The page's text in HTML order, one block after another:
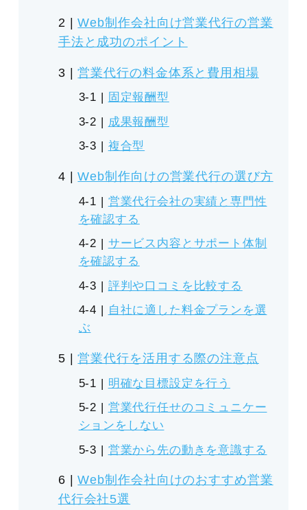
Web制作会社向け営業代行の営業
手法と成功のポイント
営業代行の料金体系と費用相場
固定報酬型
成果報酬型
複合型
Web制作向けの営業代行の選び方
営業代行会社の実績と専門性
を確認する
サービス内容とサポート体制
を確認する
評判や口コミを比較する
自社に適した料金プランを選
ぶ
営業代行を活用する際の注意点
明確な目標設定を行う
営業代行任せのコミュニケー
ションをしない
営業から先の動きを意識する
Web制作会社向けのおすすめ営業
代行会社5選